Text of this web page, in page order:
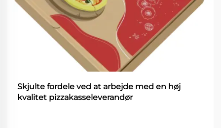
Skjulte fordele ved at arbejde med en høj
kvalitet pizzakasseleverandør